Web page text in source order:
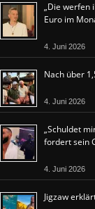
„Die werfen
Euro im
4. Juni 2026
Nach über
4. Juni 2026
„Schuldet
fordert sein
4. Juni 2026
Jigzaw